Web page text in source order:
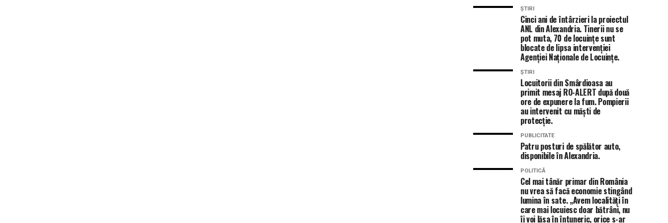
ȘTIRI
Cinci ani de întârzieri la proiectul
ANL din Alexandria. Tinerii nu se
pot muta, 70 de locuințe sunt
blocate de lipsa intervenției
Agenției Naționale de Locuințe.
ȘTIRI
Locuitorii din Smârdioasa au
primit mesaj RO-ALERT după două
ore de expunere la fum. Pompierii
au intervenit cu măști de
protecție.
PUBLICITATE
Patru posturi de spălător auto,
disponibile în Alexandria.
POLITICĂ
Cel mai tânăr primar din România
nu vrea să facă economie stingând
lumina în sate. „Avem localități în
care mai locuiesc doar bătrâni, nu
îi voi lăsa în întuneric, orice s-ar